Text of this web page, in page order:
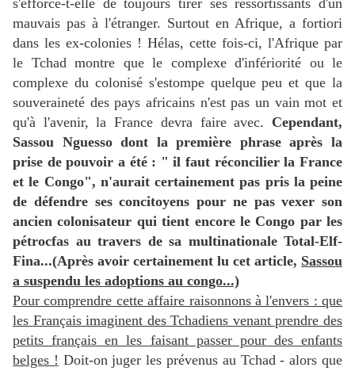
s'efforce-t-elle de toujours tirer ses ressortissants d'un
mauvais pas à l'étranger. Surtout en Afrique, a fortiori
dans les ex-colonies ! Hélas, cette fois-ci, l'Afrique par
le Tchad montre que le complexe d'infériorité ou le
complexe du colonisé s'estompe quelque peu et que la
souveraineté des pays africains n'est pas un vain mot et
qu'à l'avenir, la France devra faire avec. Cependant,
Sassou Nguesso dont la première phrase après la
prise de pouvoir a été : " il faut réconcilier la France
et le Congo", n'aurait certainement pas pris la peine
de défendre ses concitoyens pour ne pas vexer son
ancien colonisateur qui tient encore le Congo par les
pétrocfas au travers de sa multinationale Total-Elf-
Fina...(Après avoir certainement lu cet article, Sassou
a suspendu les adoptions au congo...)
Pour comprendre cette affaire raisonnons à l'envers : que
les Français imaginent des Tchadiens venant prendre des
petits français en les faisant passer pour des enfants
belges ! Doit-on juger les prévenus au Tchad - alors que